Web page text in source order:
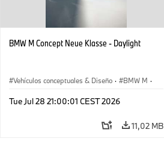
BMW M Concept Neue Klasse - Daylight
Vehículos conceptuales & Diseño · BMW M ·
Tue Jul 28 21:00:01 CEST 2026
11,02 MB